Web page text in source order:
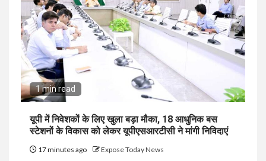
1 min read
यूपी में निवेशकों के लिए खुला बड़ा मौका, 18 आधुनिक बस
स्टेशनों के विकास को लेकर यूपीएसआरटीसी ने मांगी निविदाएं
17 minutes ago Expose Today News